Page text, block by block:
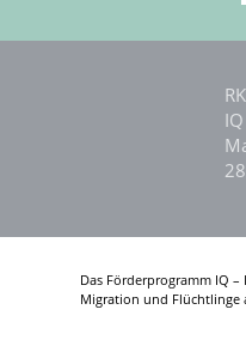
Das Förderprogramm IQ
Migration und Flüchtlinge